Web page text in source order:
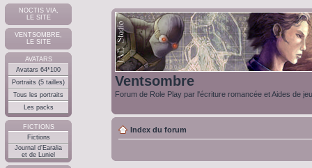
NOCTIS VIA,
LE SITE
VENTSOMBRE,
LE SITE
AVATARS
Avatars 64*100
Portraits (5 tailles)
Tous les portraits
Les packs
FICTIONS
Fictions
Journal d'Earalia
et de Luniel
Ventsombre
Forum de Role Play par l'écriture romancée et Aides de
Index du forum